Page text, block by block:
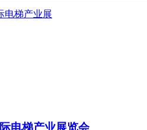
电梯产业展览会